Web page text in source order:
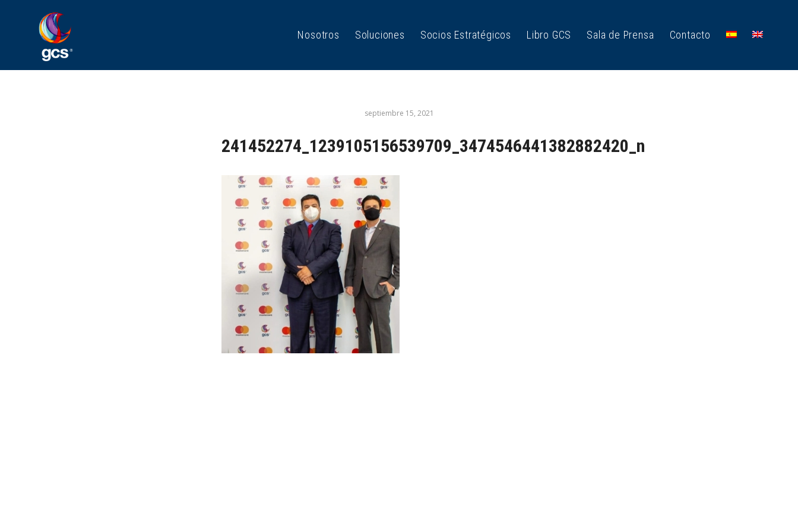
Nosotros Soluciones Socios Estratégicos Libro GCS Sala de Prensa Contacto
septiembre 15, 2021
241452274_1239105156539709_3474546441382882420_n